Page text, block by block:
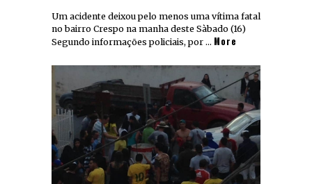
Um acidente deixou pelo menos uma vítima fatal
no bairro Crespo na manha deste Sàbado (16)
Segundo informações policiais, por … More